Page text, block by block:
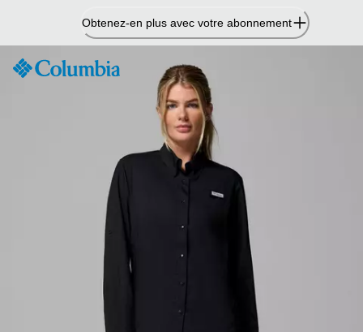
contenu
Obtenez-en plus avec votre abonnement